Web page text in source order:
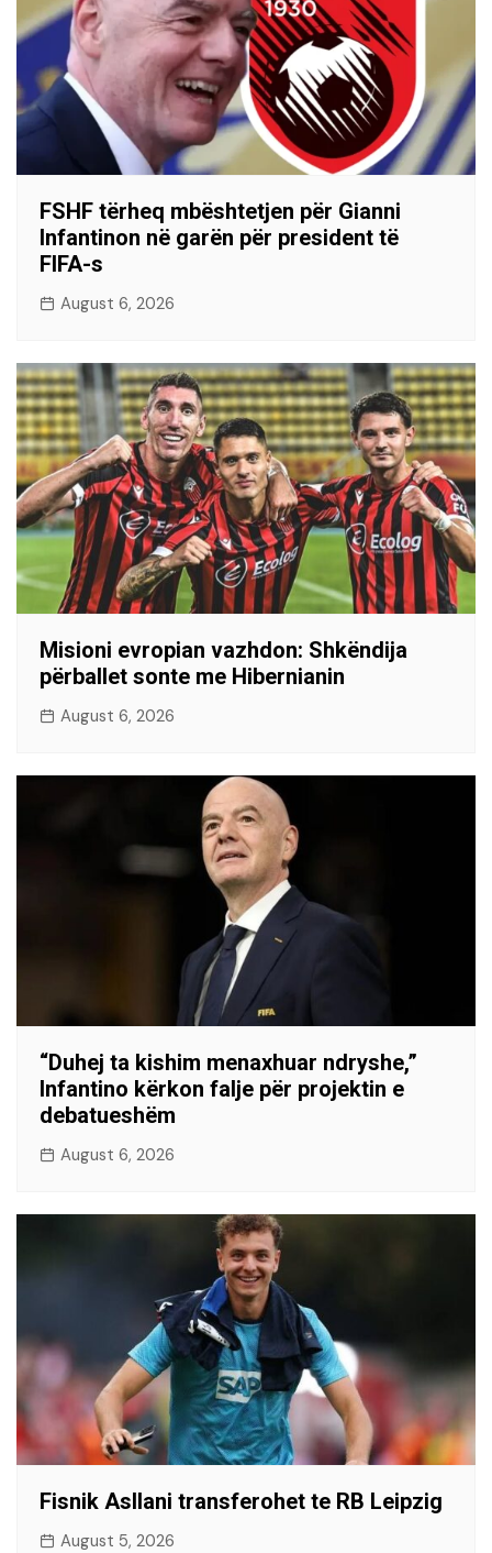
FSHF tërheq mbështetjen për Gianni
Infantinon në garën për president të
FIFA-s
August 6, 2026
Misioni evropian vazhdon: Shkëndija
përballet sonte me Hibernianin
August 6, 2026
“Duhej ta kishim menaxhuar ndryshe,”
Infantino kërkon falje për projektin e
debatueshëm
August 6, 2026
Fisnik Asllani transferohet te RB Leipzig
August 5, 2026